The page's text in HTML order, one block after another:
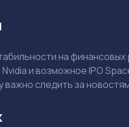
на
и возможное IPO
важно следить за
материалы и новости рынка на
вопрос